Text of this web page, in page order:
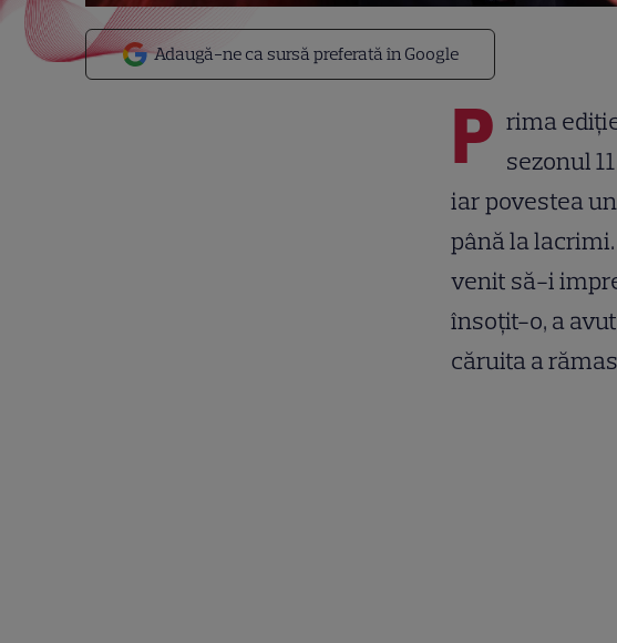
Adaugă-ne ca sursă preferată în Google
P rima
sezonul
iar povestea
până la
venit să-i
însoțit-o, a
căruita a